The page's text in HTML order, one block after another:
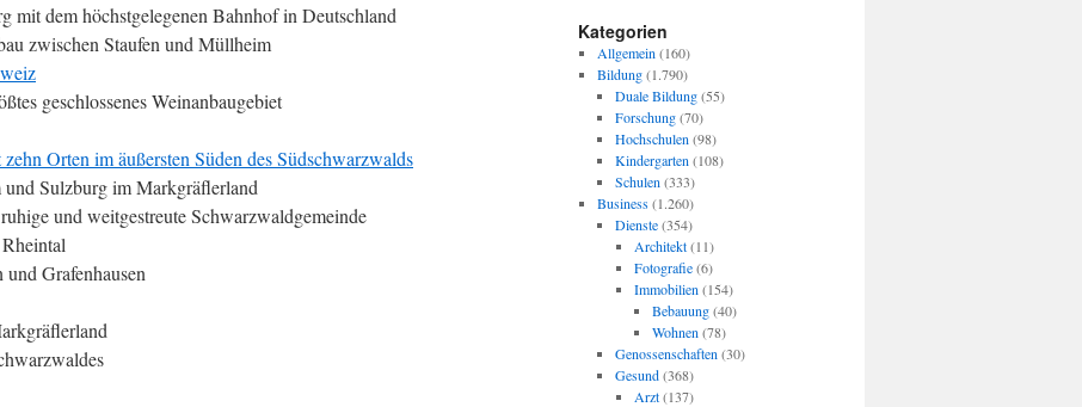
mit dem höchstgelegenen Bahnhof in Deutschland
zwischen Staufen und Müllheim
geschlossenes Weinanbaugebiet
Orten im äußersten Süden des Südschwarzwalds
Sulzburg im Markgräflerland
und weitgestreute Schwarzwaldgemeinde
Grafenhausen
Kategorien
Allgemein (160)
Bildung(1.790)
Duale Bildung(55)
Forschung(70)
Hochschulen (98)
Kindergarten (108)
Schulen (333)
Business(1.260)
Dienste(354)
Architekt(11)
Fotografie(6)
Immobilien (154)
Bebauung(40)
Wohnen (78)
Genossenschaften (30)
Gesund(368)
Arzt(137)